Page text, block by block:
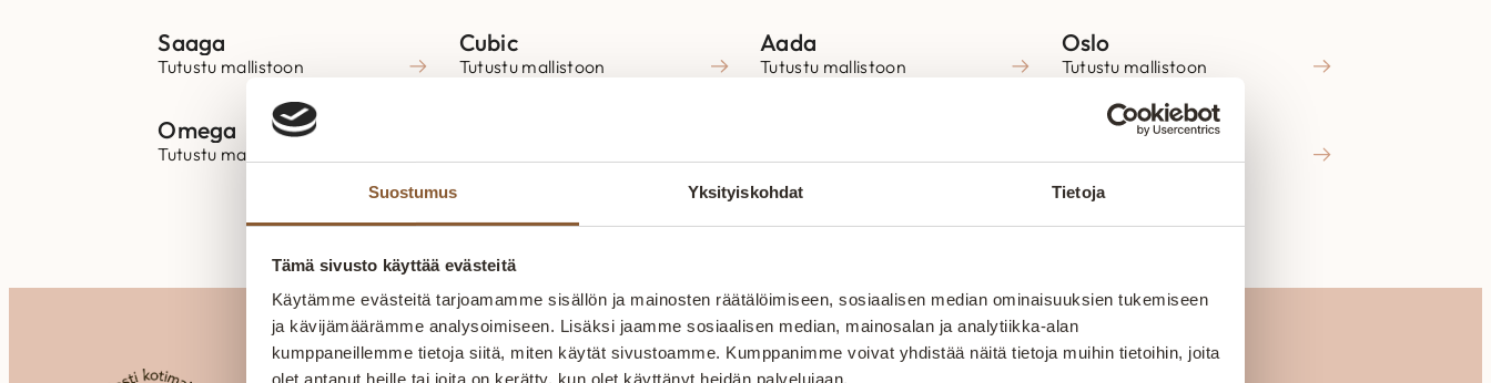
Suostumus Yksityiskohdat Tietoja
Tämä sivusto käyttää evästeitä
Käytämme evästeitä tarjoamamme sisällön ja mainosten räätälöimiseen, sosiaalisen median ominaisuuksien tukemiseen
ja kävijämäärämme analysoimiseen. Lisäksi jaamme sosiaalisen median, mainosalan ja analytiikka-alan
kumppaneillemme tietoja siitä, miten käytät sivustoamme. Kumppanimme voivat yhdistää näitä tietoja muihin tietoihin, joita
Saaga
Tutustu mallistoon
Cubic
Tutustu mallistoon
Aada
Tutustu mallistoon
Oslo
Tutustu mallistoon
Omega
Tutustu mallistoon
Jazz